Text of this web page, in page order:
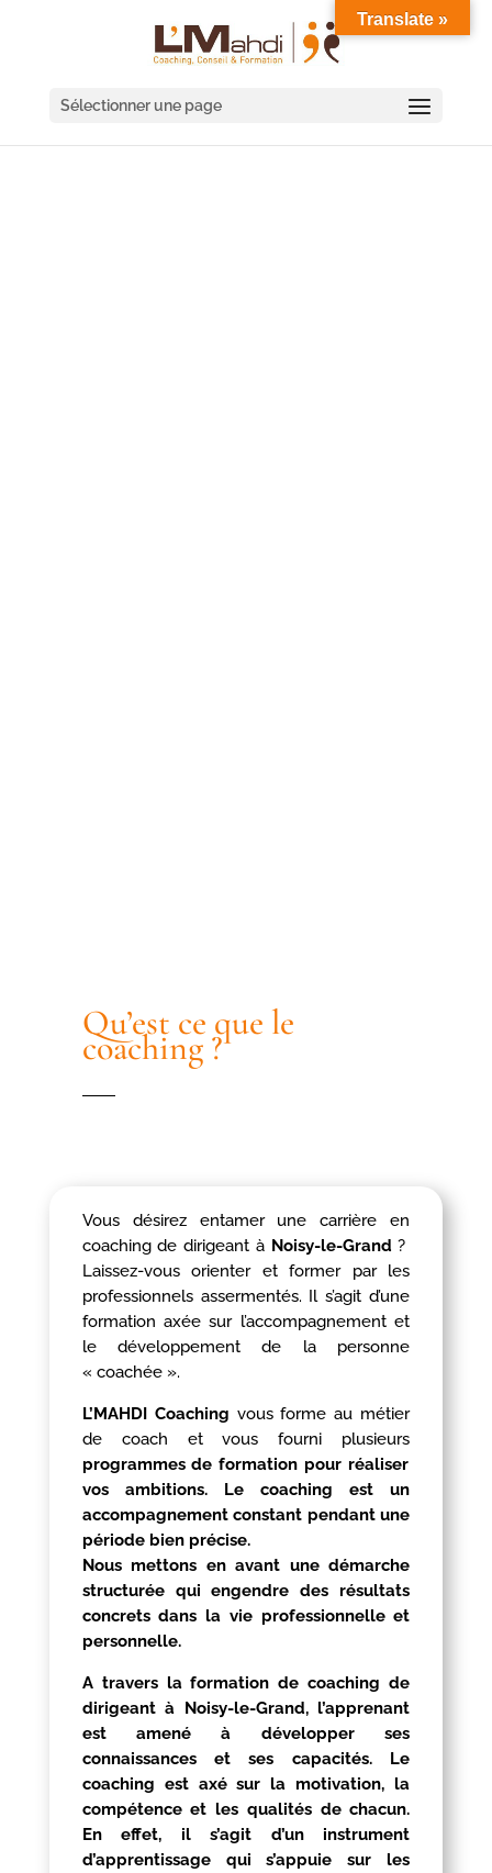
Sélectionner une page
Qu’est ce que le
coaching ?
Vous désirez entamer une carrière en
coaching de dirigeant à Noisy-le-Grand ?
Laissez-vous orienter et former par les
professionnels assermentés. Il s’agit d’une
formation axée sur l’accompagnement et
le développement de la personne
« coachée ».
L’MAHDI Coaching vous forme au métier
de coach et vous fourni plusieurs
programmes de formation pour réaliser
vos ambitions. Le coaching est un
accompagnement constant pendant une
période bien précise.
Nous mettons en avant une démarche
structurée qui engendre des résultats
concrets dans la vie professionnelle et
personnelle.
A travers la formation de coaching de
dirigeant à Noisy-le-Grand, l’apprenant
est amené à développer ses
connaissances et ses capacités. Le
coaching est axé sur la motivation, la
compétence et les qualités de chacun.
En effet, il s’agit d’un instrument
d’apprentissage qui s’appuie sur les
Translate »